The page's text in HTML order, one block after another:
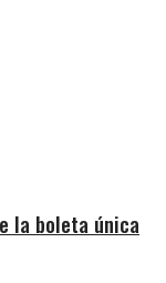
la boleta única